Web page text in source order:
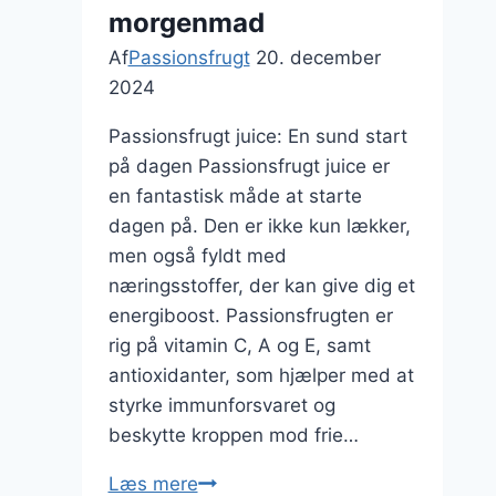
morgenmad
AfPassionsfrugt 20. december
2024
Passionsfrugt juice: En sund start
på dagen Passionsfrugt juice er
en fantastisk måde at starte
dagen på. Den er ikke kun lækker,
men også fyldt med
næringsstoffer, der kan give dig et
energiboost. Passionsfrugten er
rig på vitamin C, A og E, samt
antioxidanter, som hjælper med at
styrke immunforsvaret og
beskytte kroppen mod frie…
Læs merePassionsfrugt